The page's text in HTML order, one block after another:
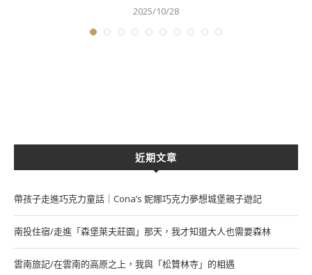
2025/10/28
近期文章
帶孩子走進巧克力童話｜Cona’s 妮娜巧克力夢想城堡親子遊記
南投住宿/走進「森堡萊夫莊園」那天，我才知道大人也需要森林
雲南旅記/在雲南的高原之上，我與「松贊林寺」的相遇